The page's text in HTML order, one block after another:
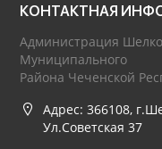
КОНТАКТНАЯ
Администрация
Муниципального
Района Чеченской
Адрес: 366108,
Ул.Советская 37